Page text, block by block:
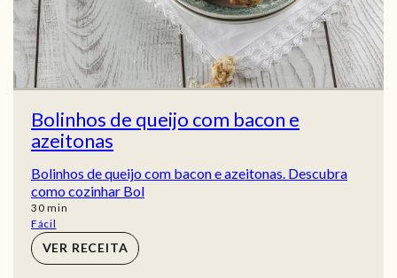
Bolinhos de queijo com bacon e
azeitonas
Bolinhos de queijo com bacon e azeitonas. Descubra
como cozinhar Bol
30min
min
Fácil
VER RECEITA